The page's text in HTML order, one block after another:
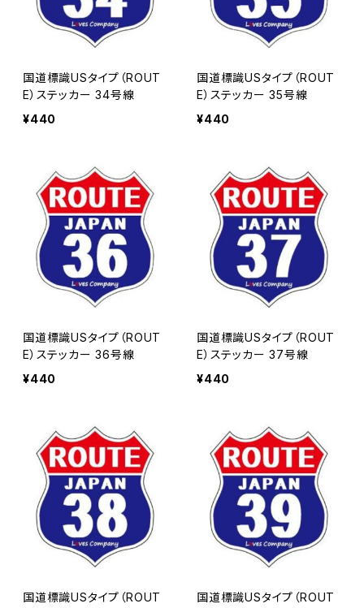
国道標識USタイプ（ROUT
E）ステッカー 34号線
¥440
国道標識USタイプ（ROUT
E）ステッカー 35号線
¥440
国道標識USタイプ（ROUT
E）ステッカー 36号線
¥440
国道標識USタイプ（ROUT
E）ステッカー 37号線
¥440
国道標識USタイプ（ROUT
国道標識USタイプ（ROUT